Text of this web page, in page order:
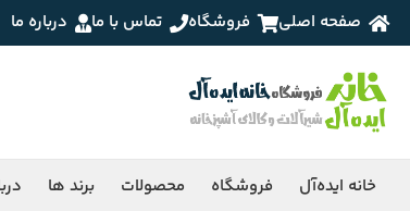
صفحه اصلی فروشگاه تماس با ما درباره ما
خانه ایده‌آل فروشگاه محصولات برند ها